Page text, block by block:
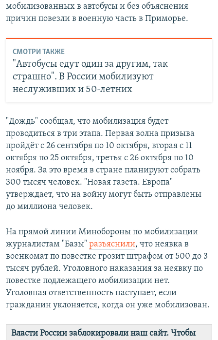
мобилизованных в автобусы и без объяснения
причин повезли в военную часть в Приморье.
СМОТРИ ТАКЖЕ
"Автобусы едут один за другим, так
страшно". В России мобилизуют
неслуживших и 50-летних
"Дождь" сообщал, что мобилизация будет
проводиться в три этапа. Первая волна призыва
пройдёт с 26 сентября по 10 октября, вторая с 11
октября по 25 октября, третья с 26 октября по 10
ноября. За это время в стране планируют собрать
300 тысяч человек. "Новая газета. Европа"
утверждает, что на войну могут быть отправлены
до миллиона человек.
На прямой линии Минобороны по мобилизации
журналистам "Базы" разъяснили, что неявка в
военкомат по повестке грозит штрафом от 500 до 3
тысяч рублей. Уголовного наказания за неявку по
повестке подлежащего мобилизации нет.
Уголовная ответственность наступает, если
гражданин уклоняется, когда он уже мобилизован.
Власти России заблокировали наш сайт. Чтобы